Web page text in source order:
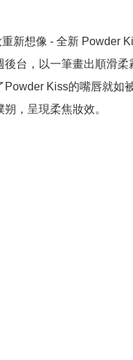
新想像 - 全新 Powder
後台，以一筆畫出順滑柔
Powder Kiss的嘴唇就如
，呈現柔焦妝效。